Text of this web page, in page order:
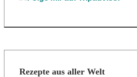
Rezepte aus aller Welt